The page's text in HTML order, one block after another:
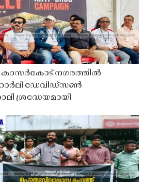
കാസർകോട് നഗരത്തിൽ
ഡേവിഡ്‌സൺ
ശ്രദ്ധേയമായി